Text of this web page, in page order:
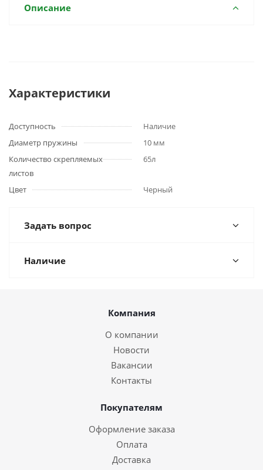
Описание
Характеристики
Доступность
Наличие
Диаметр пружины
10 мм
Количество скрепляемых
листов
65л
Цвет Черный
Задать вопрос
Наличие
Компания
О компании
Новости
Вакансии
Контакты
Покупателям
Оформление заказа
Оплата
Доставка